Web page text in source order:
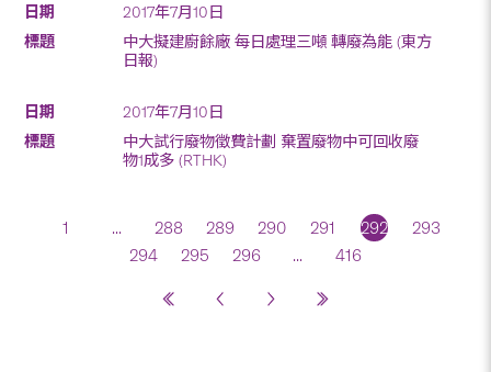
2017年7月10日
中大擬建廚餘廠 每日處理三噸 轉廢為能 (東方
日報)
2017年7月10日
中大試行廢物徵費計劃 棄置廢物中可回收廢
物1成多 (RTHK)
1 ... 288 289 290 291 292
293
294
295 296 ... 416